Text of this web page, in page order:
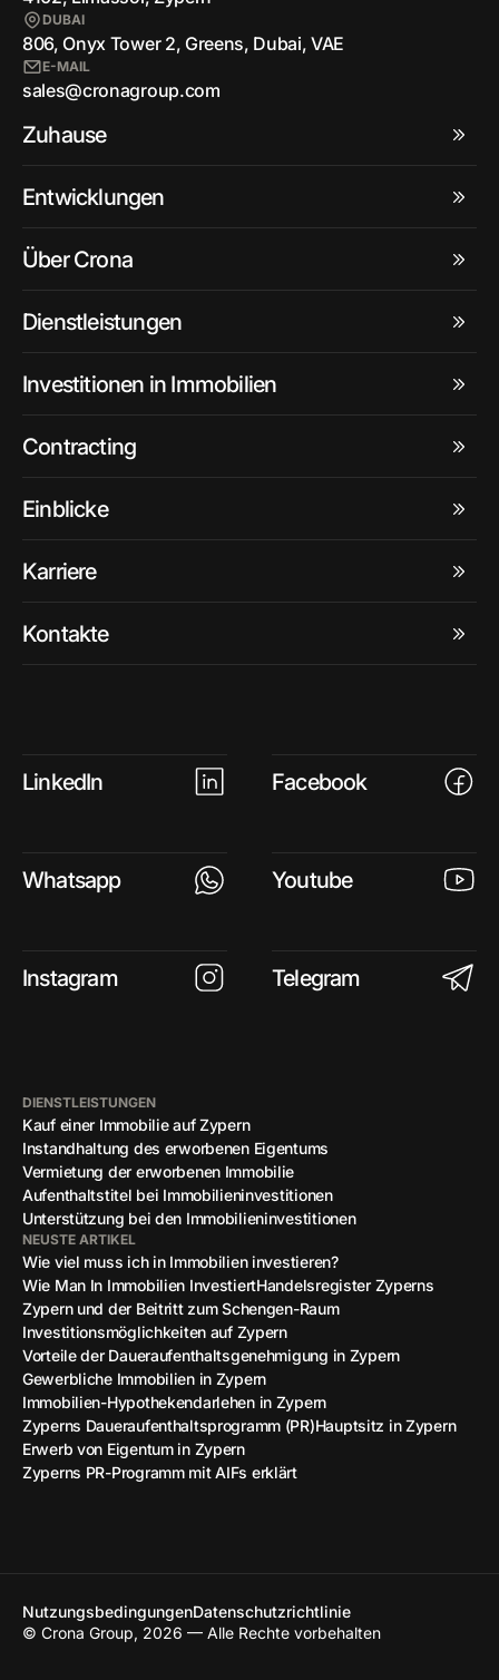
DUBAI
806, Onyx Tower 2, Greens, Dubai, VAE
E-MAIL
sales@cronagroup.com
Zuhause
Entwicklungen
Über Crona
Dienstleistungen
Investitionen in Immobilien
Contracting
Einblicke
Karriere
Kontakte
LinkedIn Facebook
Whatsapp Youtube
Instagram Telegram
DIENSTLEISTUNGEN
Kauf einer Immobilie auf Zypern
Instandhaltung des erworbenen Eigentums
Vermietung der erworbenen Immobilie
Aufenthaltstitel bei Immobilieninvestitionen
Unterstützung bei den Immobilieninvestitionen
NEUSTE ARTIKEL
Wie viel muss ich in Immobilien investieren?
Wie Man In Immobilien InvestiertHandelsregister Zyperns
Zypern und der Beitritt zum Schengen-Raum
Investitionsmöglichkeiten auf Zypern
Vorteile der Daueraufenthaltsgenehmigung in Zypern
Gewerbliche Immobilien in Zypern
Immobilien-Hypothekendarlehen in Zypern
Zyperns Daueraufenthaltsprogramm (PR)Hauptsitz in Zypern
Erwerb von Eigentum in Zypern
Zyperns PR-Programm mit AIFs erklärt
© Crona Group, 2026 — Alle Rechte vorbehalten
NutzungsbedingungenDatenschutzrichtlinie